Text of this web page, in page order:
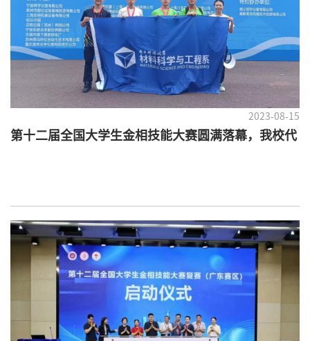
2023-08-15
第十二届全国大学生金相技能大赛圆满落幕，我校代